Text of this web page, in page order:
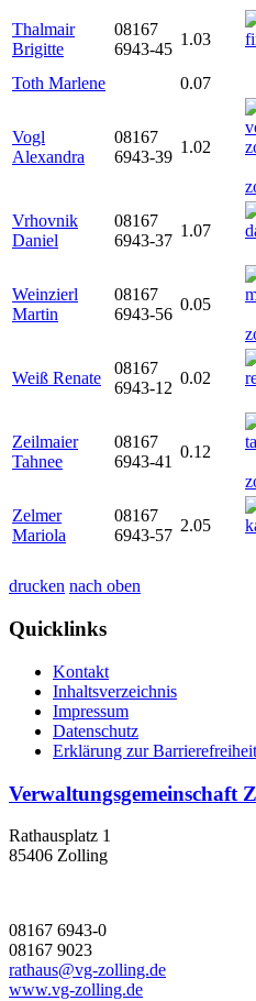
Thalmair
Brigitte
08167
6943-45
1.03
Toth Marlene
0.07
Vogl
Alexandra
08167
6943-39
1.02
Vrhovnik
Daniel
08167
6943-37
1.07
Weinzierl
Martin
08167
6943-56
0.05
Weiß Renate
08167
6943-12
0.02
Zeilmaier
Tahnee
08167
6943-41
0.12
Zelmer
Mariola
08167
6943-57
2.05
drucken nach oben
Quicklinks
Kontakt
Inhaltsverzeichnis
Impressum
Datenschutz
Erklärung zur Barrierefreiheit
Verwaltungsgemeinschaft
Rathausplatz 1
85406 Zolling
08167 6943-0
08167 9023
rathaus@vg-zolling.de
www.vg-zolling.de